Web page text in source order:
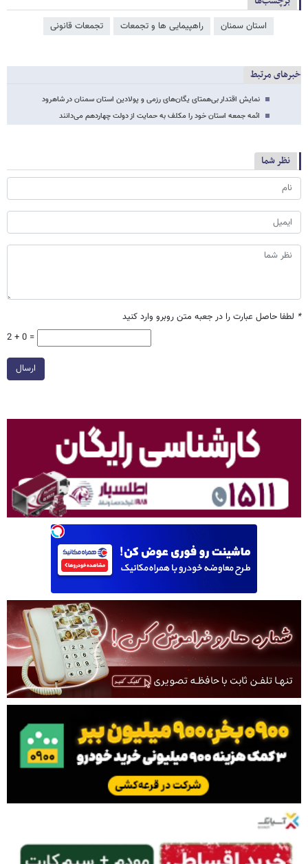
استان سمنان راهپیمایی ها و تجمعات تجمعات قانونی
خبرهای مرتبط
نمایش اقتدار بی‌همتای یگان‌های رزمی و پولادین استان سمنان در شاهرود
ائمه جمعه استان خود را مکلف به حمایت از دولت چهاردهم می‌دانند
نظر شما
* لطفا حاصل عبارت را در جعبه متن روبرو وارد کنید
2 + 0 =
ارسال